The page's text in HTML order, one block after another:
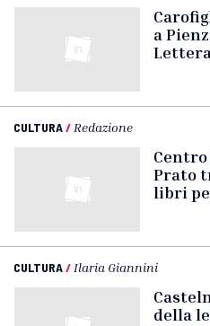
a
CULTURA/ Redazione
Prato
libri
CULTURA/ Ilaria Giannini
della